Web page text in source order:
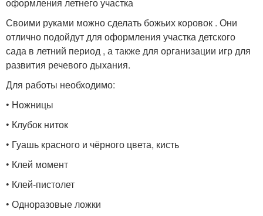
Своими руками можно сделать божьих коровок . Они
отлично подойдут для оформления участка детского
сада в летний период , а также для организации игр для
развития речевого дыхания.
Для работы необходимо:
• Ножницы
• Клубок ниток
• Гуашь красного и чёрного цвета, кисть
• Клей момент
• Клей-пистолет
• Одноразовые ложки